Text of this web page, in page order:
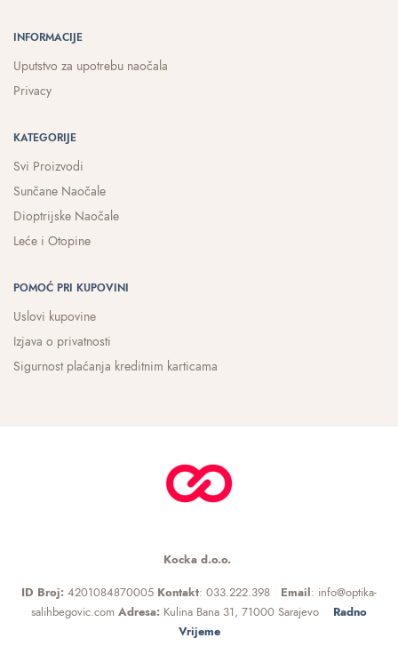
INFORMACIJE
Uputstvo za upotrebu naočala
Privacy
KATEGORIJE
Svi Proizvodi
Sunčane Naočale
Dioptrijske Naočale
Leće i Otopine
POMOĆ PRI KUPOVINI
Uslovi kupovine
Izjava o privatnosti
Sigurnost plaćanja kreditnim karticama
Kocka d.o.o.
ID Broj: 4201084870005Kontakt: 033.222.398 Email: info@optika-
salihbegovic.com Adresa: Kulina Bana 31, 71000 Sarajevo
Radno
Vrijeme